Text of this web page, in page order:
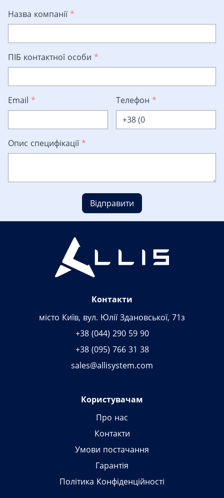
Контакти
місто Київ, вул. Юлії Здановської, 71з
+38 (044) 290 59 90
+38 (095) 766 31 38
sales@allisystem.com
Користувачам
Про нас
Контакти
Умови постачання
Гарантія
Політика Конфіденційності
Назва компанії *
ПІБ контактної особи *
Email * Телефон *
Опис специфікації *
Відправити